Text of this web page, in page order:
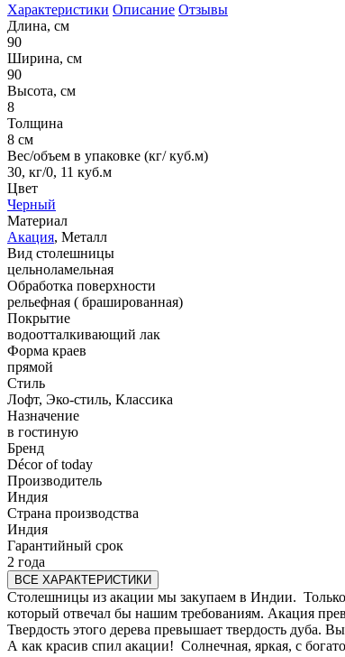
Характеристики Описание Отзывы
Длина, см
90
Ширина, см
90
Высота, см
8
Толщина
8 см
Вес/объем в упаковке (кг/ куб.м)
30, кг/0, 11 куб.м
Цвет
Черный
Материал
Акация, Металл
Вид столешницы
цельноламельная
Обработка поверхности
рельефная ( брашированная)
Покрытие
водоотталкивающий лак
Форма краев
прямой
Стиль
Лофт, Эко-стиль, Классика
Назначение
в гостиную
Бренд
Décor of today
Производитель
Индия
Страна производства
Индия
Гарантийный срок
2 года
ВСЕ ХАРАКТЕРИСТИКИ
Столешницы из акации мы закупаем в Индии. Только
который отвечал бы нашим требованиям. Акация
Твердость этого дерева превышает твердость дуба.
А как красив спил акации! Солнечная, яркая, с